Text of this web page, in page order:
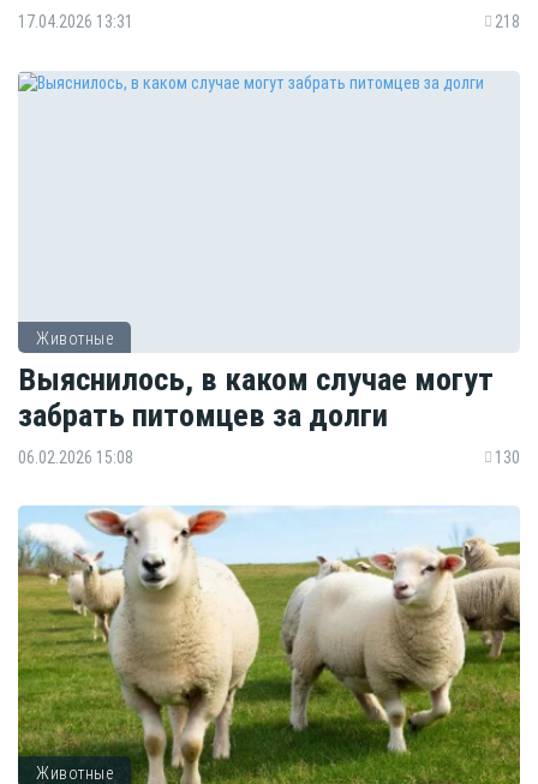
17.04.2026 13:31 218
Животные
Выяснилось, в каком случае могут
забрать питомцев за долги
06.02.2026 15:08 130
Животные